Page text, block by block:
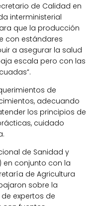
de Calidad en
interministerial
que la producción
con estándares
a asegurar la salud
escala pero con las
de
adecuando
los principios de
cuidado
de Sanidad y
en conjunto con la
de Agricultura
sobre la
expertos de